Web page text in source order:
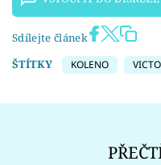
Sdílejte článek
ŠTÍTKY
KOLENO